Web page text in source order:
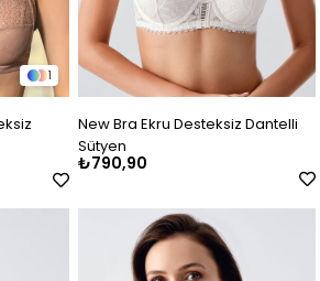
1
New Bra Ekru Desteksiz Dantelli
Sütyen
₺790,90